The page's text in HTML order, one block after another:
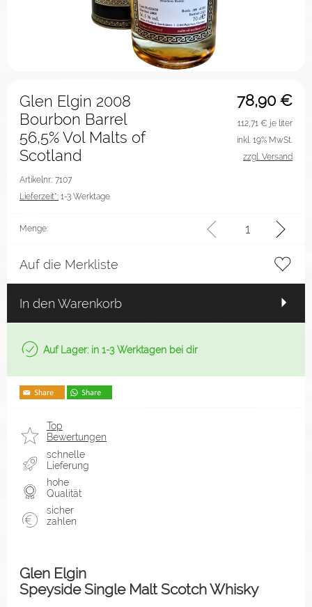
78,90 €
Glen Elgin 2008
Bourbon Barrel
56,5% Vol Malts of
Scotland
Artikelnr.: 7107
Lieferzeit*: 1-3 Werktage
112,71 € je liter
inkl. 19% MwSt.
zzgl. Versand
Menge:
Auf die Merkliste
In den Warenkorb
Auf Lager: in 1-3 Werktagen bei dir
Top
Bewertungen
schnelle
Lieferung
hohe
Qualität
sicher
zahlen
Glen Elgin
Speyside Single Malt Scotch Whisky